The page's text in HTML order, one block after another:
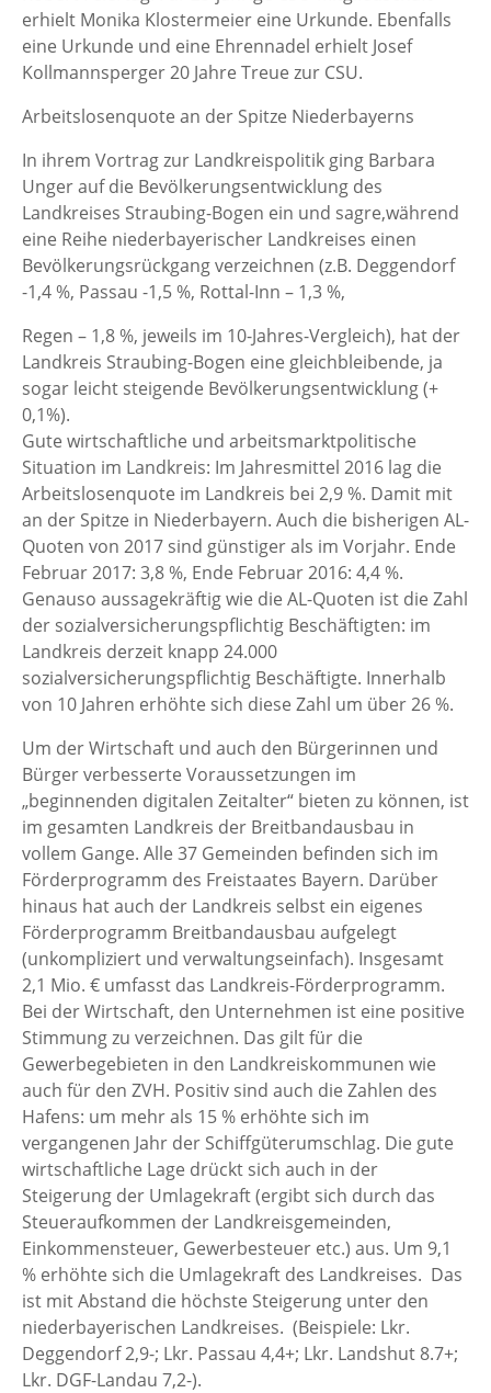
erhielt Monika Klostermeier eine Urkunde. Ebenfalls
eine Urkunde und eine Ehrennadel erhielt Josef
Kollmannsperger 20 Jahre Treue zur CSU.
Arbeitslosenquote an der Spitze Niederbayerns
In ihrem Vortrag zur Landkreispolitik ging Barbara
Unger auf die Bevölkerungsentwicklung des
Landkreises Straubing-Bogen ein und sagre,während
eine Reihe niederbayerischer Landkreises einen
Bevölkerungsrückgang verzeichnen (z.B. Deggendorf
-1,4 %, Passau -1,5 %, Rottal-Inn – 1,3 %,
Regen – 1,8 %, jeweils im 10-Jahres-Vergleich), hat der
Landkreis Straubing-Bogen eine gleichbleibende, ja
sogar leicht steigende Bevölkerungsentwicklung (+
0,1%).
Gute wirtschaftliche und arbeitsmarktpolitische
Situation im Landkreis: Im Jahresmittel 2016 lag die
Arbeitslosenquote im Landkreis bei 2,9 %. Damit mit
an der Spitze in Niederbayern. Auch die bisherigen AL-
Quoten von 2017 sind günstiger als im Vorjahr. Ende
Februar 2017: 3,8 %, Ende Februar 2016: 4,4 %.
Genauso aussagekräftig wie die AL-Quoten ist die Zahl
der sozialversicherungspflichtig Beschäftigten: im
Landkreis derzeit knapp 24.000
sozialversicherungspflichtig Beschäftigte. Innerhalb
von 10 Jahren erhöhte sich diese Zahl um über 26 %.
Um der Wirtschaft und auch den Bürgerinnen und
Bürger verbesserte Voraussetzungen im
„beginnenden digitalen Zeitalter“ bieten zu können, ist
im gesamten Landkreis der Breitbandausbau in
vollem Gange. Alle 37 Gemeinden befinden sich im
Förderprogramm des Freistaates Bayern. Darüber
hinaus hat auch der Landkreis selbst ein eigenes
Förderprogramm Breitbandausbau aufgelegt
(unkompliziert und verwaltungseinfach). Insgesamt
2,1 Mio. € umfasst das Landkreis-Förderprogramm.
Bei der Wirtschaft, den Unternehmen ist eine positive
Stimmung zu verzeichnen. Das gilt für die
Gewerbegebieten in den Landkreiskommunen wie
auch für den ZVH. Positiv sind auch die Zahlen des
Hafens: um mehr als 15 % erhöhte sich im
vergangenen Jahr der Schiffgüterumschlag. Die gute
wirtschaftliche Lage drückt sich auch in der
Steigerung der Umlagekraft (ergibt sich durch das
Steueraufkommen der Landkreisgemeinden,
Einkommensteuer, Gewerbesteuer etc.) aus. Um 9,1
% erhöhte sich die Umlagekraft des Landkreises. Das
ist mit Abstand die höchste Steigerung unter den
niederbayerischen Landkreises. (Beispiele: Lkr.
Deggendorf 2,9-; Lkr. Passau 4,4+; Lkr. Landshut 8.7+;
Lkr. DGF-Landau 7,2-).